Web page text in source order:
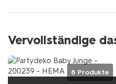
Vervollständige
8 Produkte